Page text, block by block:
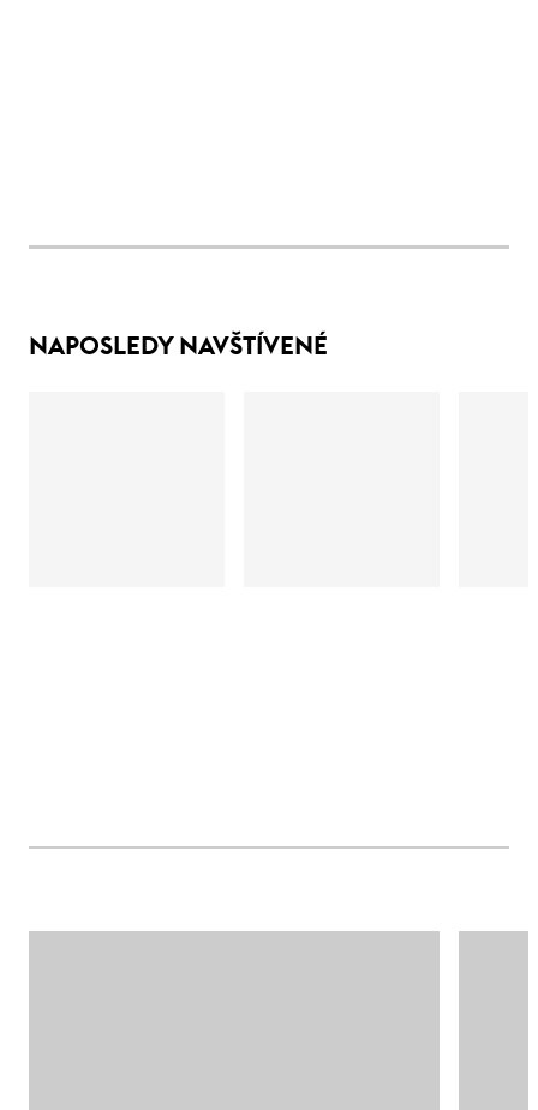
NAPOSLEDY NAVŠTÍVENÉ